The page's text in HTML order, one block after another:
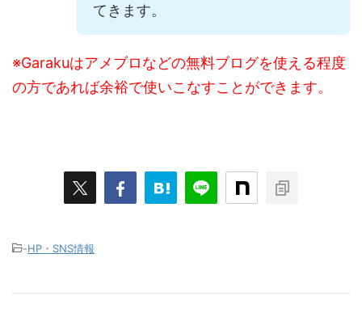
てきます。
※Garakuはアメブロなどの無料ブログを使える程度
の方であれば余裕で使いこなすことができます。
-HP・SNS情報